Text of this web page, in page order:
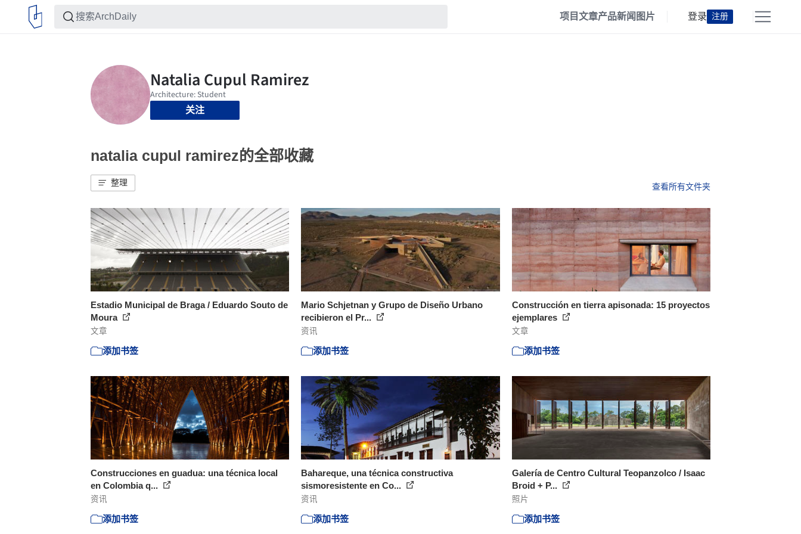
项目文章产品新闻 图片 登录 注册
关注
natalia cupul ramirez的全部收藏
整理 查看所有文件夹
Estadio Municipal de Braga / Eduardo Souto de
Moura
文章
添加书签
Mario Schjetnan y Grupo de Diseño Urbano
recibieron el Pr...
资讯
添加书签
Construcción en tierra apisonada: 15 proyectos
ejemplares
文章
添加书签
Construcciones en guadua: una técnica local
en Colombia q...
资讯
添加书签
Bahareque, una técnica constructiva
sismoresistente en Co...
资讯
添加书签
Galería de Centro Cultural Teopanzolco / Isaac
Broid + P...
照片
添加书签